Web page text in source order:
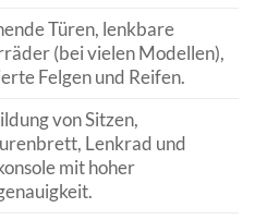
Türen, lenkbare
(bei vielen Modellen),
Felgen und Reifen.
von Sitzen,
Lenkrad und
mit hoher